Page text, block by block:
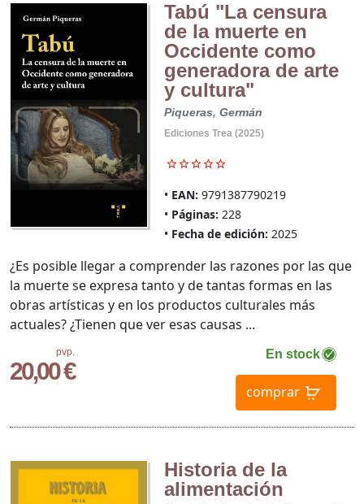
Tabú "La censura
de la muerte en
Occidente como
generadora de arte
y cultura"
Piqueras, Germán
Ediciones Trea (2025)
EAN: 9791387790219
Páginas: 228
Fecha de edición: 2025
pvp.
20,00 €
En stock
comprar
¿Es posible llegar a comprender las razones por las que
la muerte se expresa tanto y de tantas formas en las
obras artísticas y en los productos culturales más
actuales? ¿Tienen que ver esas causas ...
Historia de la
alimentación